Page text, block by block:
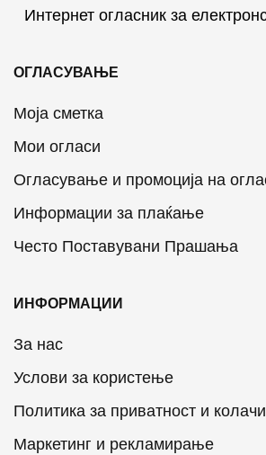
Интернет огласник за
ОГЛАСУВАЊЕ
Моја сметка
Мои огласи
Огласување и промоција на
Информации за плаќање
Често Поставувани Прашања
ИНФОРМАЦИИ
За нас
Услови за користење
Политика за приватност и
Маркетинг и рекламирање